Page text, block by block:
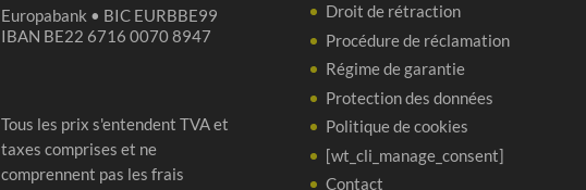
Europabank • BIC EURBBE99
IBAN BE22 6716 0070 8947
Tous les prix s'entendent TVA et
taxes comprises et ne
comprennent pas les frais
Droit de rétraction
Procédure de réclamation
Régime de garantie
Protection des données
Politique de cookies
[wt_cli_manage_consent]
Contact